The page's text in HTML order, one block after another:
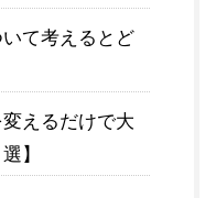
て考えるとど
えるだけで大
】